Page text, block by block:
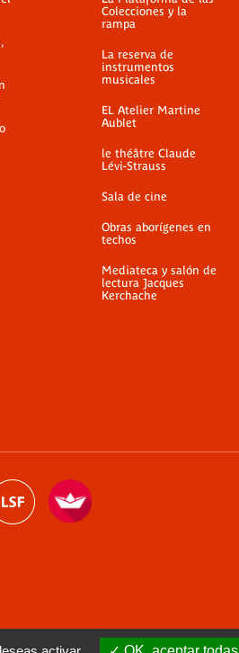
Colecciones y la
rampa
La reserva de
instrumentos
musicales
EL Atelier Martine
Aublet
le théâtre Claude
Lévi-Strauss
Sala de cine
Obras aborígenes en
techos
Mediateca y salón de
lectura Jacques
Kerchache